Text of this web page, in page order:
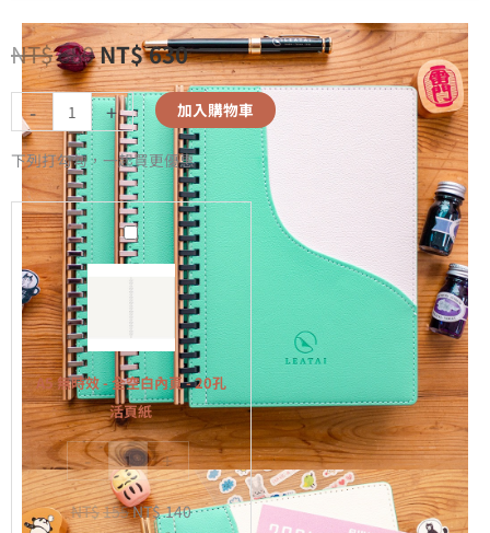
NT$680NT$630
- + 加入購物車
下列打勾勾，一起買更優惠
A5
無
效
-
全
空
白
內
頁
-
A5 無時效 - 全空白內頁 - 20孔
活頁紙
- +
NT$155NT$140